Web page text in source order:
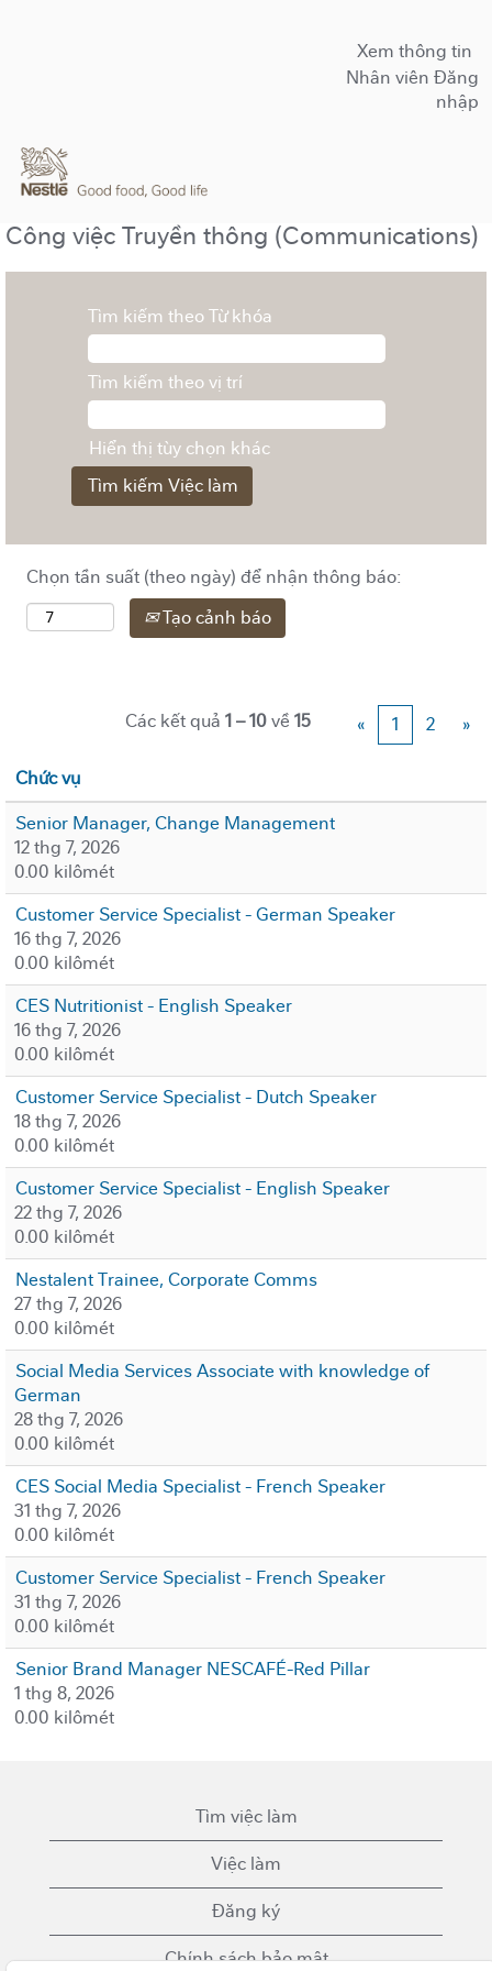
Xem thông tin
Nhân viên Đăng
nhập
Công việc Truyền thông (Communications)
Tìm kiếm theo Từ khóa
Tìm kiếm theo vị trí
Hiển thị tùy chọn khác
Chọn tần suất (theo ngày) để nhận thông báo:
Tạo cảnh báo
Các kết quả 1 – 10về 15 « 1 2 »
Chức vụ
Senior Manager, Change Management
12 thg 7, 2026
0.00 kilômét
Customer Service Specialist - German Speaker
16 thg 7, 2026
0.00 kilômét
CES Nutritionist - English Speaker
16 thg 7, 2026
0.00 kilômét
Customer Service Specialist - Dutch Speaker
18 thg 7, 2026
0.00 kilômét
Customer Service Specialist - English Speaker
22 thg 7, 2026
0.00 kilômét
Nestalent Trainee, Corporate Comms
27 thg 7, 2026
0.00 kilômét
Social Media Services Associate with knowledge of
German
28 thg 7, 2026
0.00 kilômét
CES Social Media Specialist - French Speaker
31 thg 7, 2026
0.00 kilômét
Customer Service Specialist - French Speaker
31 thg 7, 2026
0.00 kilômét
Senior Brand Manager NESCAFÉ-Red Pillar
1 thg 8, 2026
0.00 kilômét
Tìm việc làm
Việc làm
Đăng ký
Chính sách bảo mật